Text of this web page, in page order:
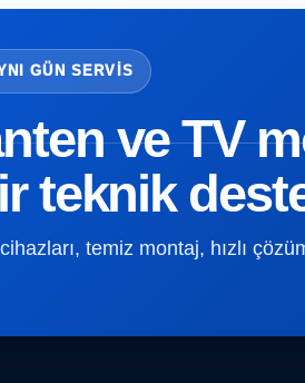
GÜN SERVIS
ve TV
teknik
temiz montaj, hızlı